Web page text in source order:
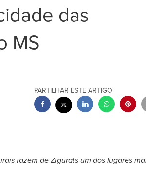
das
MS
PARTILHAR ESTE ARTIGO
fazem de Zigurats um dos lugares